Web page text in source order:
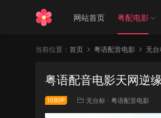
网站首页 粤配电影
当前位置： 首页 粤语配音电影 无台
粤语配音电影天网逆
1080P 无台标 · 粤语配音电影